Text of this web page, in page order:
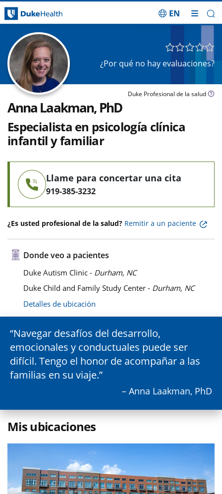
EN
¿Por qué no hay evaluaciones?
Duke Profesional de la salud
Anna Laakman, PhD
Especialista en psicología clínica
infantil y familiar
Llame para concertar una cita
919-385-3232
¿Es usted profesional de la salud? Remitir a un paciente
Donde veo a pacientes
Duke Autism Clinic - Durham, NC
Duke Child and Family Study Center - Durham, NC
Detalles de ubicación
Navegar desafíos del desarrollo,
emocionales y conductuales puede ser
difícil. Tengo el honor de acompañar a las
familias en su viaje.
– Anna Laakman, PhD
Mis ubicaciones